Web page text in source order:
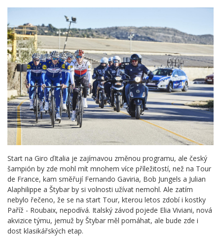
Start na Giro ďItalia je zajímavou změnou programu, ale český
šampión by zde mohl mít mnohem více příležitostí, než na Tour
de France, kam směřují Fernando Gaviria, Bob Jungels a Julian
Alaphilippe a Štybar by si volnosti užívat nemohl. Ale zatím
nebylo řečeno, že se na start Tour, kterou letos zdobí i kostky
Paříž - Roubaix, nepodívá. Italský závod pojede Elia Viviani, nová
akvizice týmu, jemuž by Štybar měl pomáhat, ale bude zde i
dost klasikářských etap.